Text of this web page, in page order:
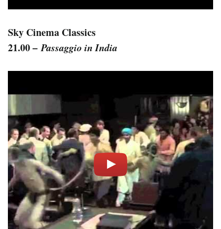
Sky Cinema Classics
21.00 –Passaggio in India